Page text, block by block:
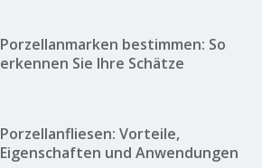
Porzellanmarken bestimmen: So
erkennen Sie Ihre Schätze
Porzellanfliesen: Vorteile,
Eigenschaften und Anwendungen